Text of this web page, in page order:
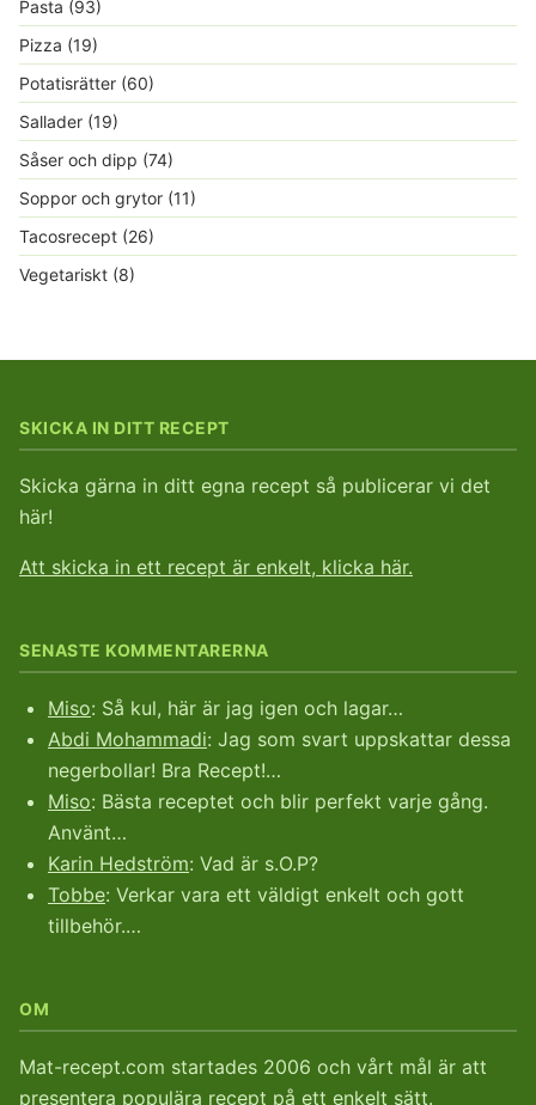
Pasta (93)
Pizza (19)
Potatisrätter (60)
Sallader (19)
Såser och dipp (74)
Soppor och grytor (11)
Tacosrecept (26)
Vegetariskt (8)
SKICKA IN DITT RECEPT
Skicka gärna in ditt egna recept så publicerar vi det
här!
Att skicka in ett recept är enkelt, klicka här.
SENASTE KOMMENTARERNA
Miso: Så kul, här är jag igen och lagar…
Abdi Mohammadi: Jag som svart uppskattar dessa
negerbollar! Bra Recept!…
Miso: Bästa receptet och blir perfekt varje gång.
Använt…
Karin Hedström: Vad är s.O.P?
Tobbe: Verkar vara ett väldigt enkelt och gott
tillbehör.…
OM
Mat-recept.com startades 2006 och vårt mål är att
presentera populära recept på ett enkelt sätt.